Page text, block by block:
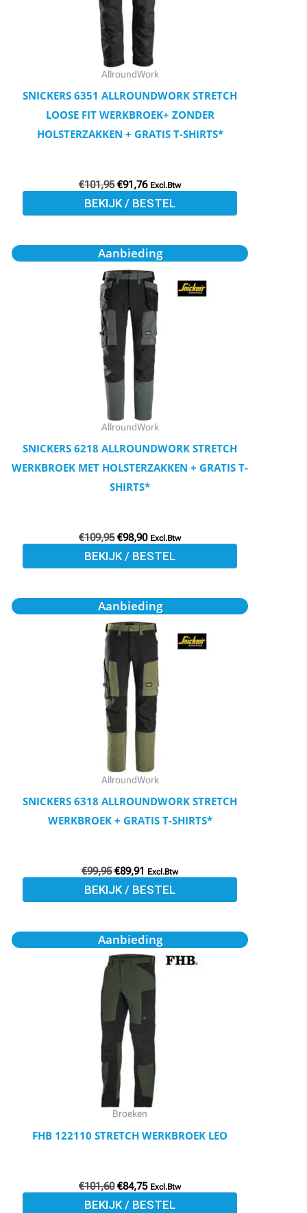
AllroundWork
SNICKERS 6351 ALLROUNDWORK STRETCH
LOOSE FIT WERKBROEK+ ZONDER
HOLSTERZAKKEN + GRATIS T-SHIRTS*
€101,95 €91,76 Excl.Btw
BEKIJK / BESTEL
optie
kan
gekozen
worden
Aanbieding
AllroundWork
SNICKERS 6218 ALLROUNDWORK STRETCH
WERKBROEK MET HOLSTERZAKKEN + GRATIS T-
SHIRTS*
€109,95
Oorspronkelijke
prijs
was:
€109,95.
€98,90
Huidige
prijs
is:
€98,90.
Excl.Btw
BEKIJK / BESTEL
Dit
product
heeft
meerdere
variaties.
Deze
optie
kan
gekozen
worden
productpagina
Aanbieding
AllroundWork
SNICKERS 6318 ALLROUNDWORK STRETCH
WERKBROEK + GRATIS T-SHIRTS*
€99,95
Oorspronkelijke
prijs
was:
€99,95.
€89,91
Huidige
prijs
is:
€89,91.
Excl.Btw
BEKIJK / BESTEL
Dit
product
heeft
meerdere
variaties.
Deze
optie
kan
gekozen
worden
op
de
Aanbieding
Broeken
FHB 122110 STRETCH WERKBROEK LEO
€101,60
Oorspronkelijke
prijs
was:
€101,60.
€84,75
Huidige
prijs
is:
€84,75.
Excl.Btw
BEKIJK / BESTEL
Dit
product
heeft
meerdere
variaties.
Deze
optie
kan
gekozen
worden